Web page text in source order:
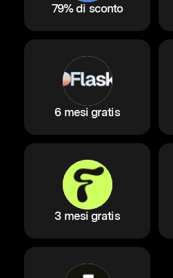
79% di sconto
6 mesi gratis
3 mesi gratis